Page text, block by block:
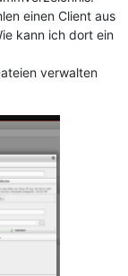
einen Client aus
kann ich dort ein
verwalten